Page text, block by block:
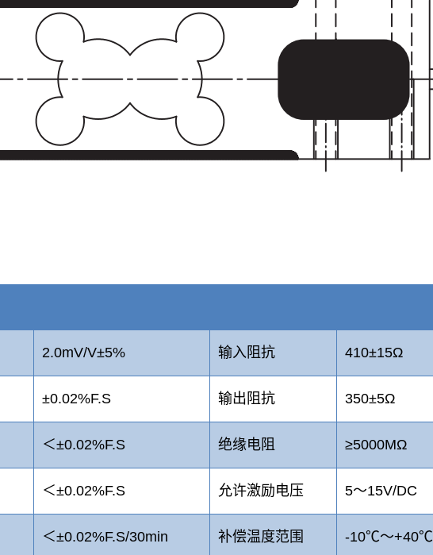
2.0mV/V±5% 输入阻抗 410±15Ω
±0.02%F.S 输出阻抗 350±5Ω
＜±0.02%F.S 绝缘电阻 ≥5000MΩ
＜±0.02%F.S 允许激励电压 5～15V/DC
＜±0.02%F.S/30min 补偿温度范围 -10℃～+40℃